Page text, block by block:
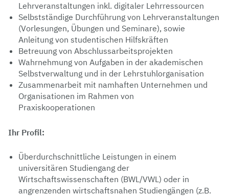
Lehrveranstaltungen inkl. digitaler Lehrressourcen
Selbstständige Durchführung von Lehrveranstaltungen
(Vorlesungen, Übungen und Seminare), sowie
Anleitung von studentischen Hilfskräften
Betreuung von Abschlussarbeitsprojekten
Wahrnehmung von Aufgaben in der akademischen
Selbstverwaltung und in der Lehrstuhlorganisation
Zusammenarbeit mit namhaften Unternehmen und
Organisationen im Rahmen von
Praxiskooperationen
Ihr Profil:
Überdurchschnittliche Leistungen in einem
universitären Studiengang der
Wirtschaftswissenschaften (BWL/VWL) oder in
angrenzenden wirtschaftsnahen Studiengängen (z.B.